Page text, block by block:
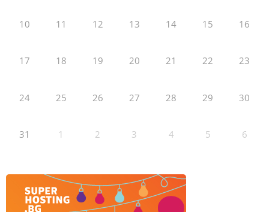
10 11 12 13 14 15 16
17 18 19 20 21 22 23
24 25 26 27 28 29 30
31 1 2 3 4 5 6